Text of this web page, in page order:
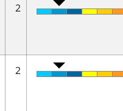
2
2